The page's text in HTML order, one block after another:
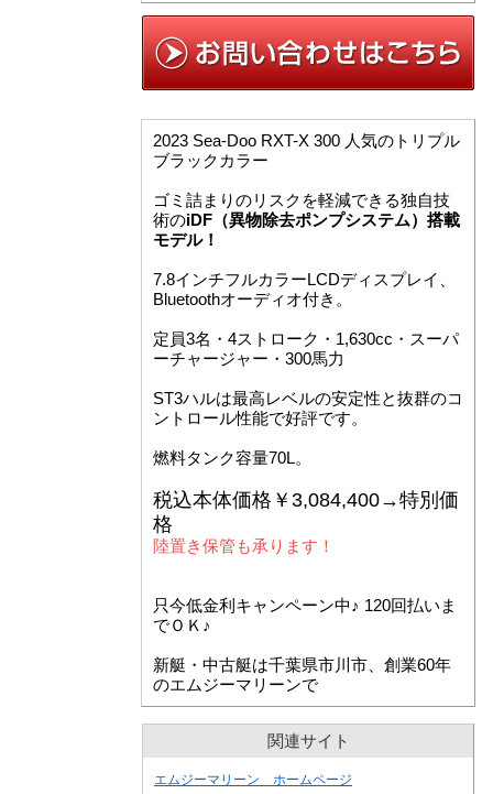
2023 Sea-Doo RXT-X 300 人気のトリプル
ブラックカラー
ゴミ詰まりのリスクを軽減できる独自技
術のiDF（異物除去ポンプシステム）搭載
モデル！
7.8インチフルカラーLCDディスプレイ、
Bluetoothオーディオ付き。
定員3名・4ストローク・1,630cc・スーパ
ーチャージャー・300馬力
ST3ハルは最高レベルの安定性と抜群のコ
ントロール性能で好評です。
燃料タンク容量70L。
税込本体価格￥3,084,400→特別価
格
陸置き保管も承ります！
只今低金利キャンペーン中♪ 120回払いま
でＯＫ♪
新艇・中古艇は千葉県市川市、創業60年
のエムジーマリーンで
関連サイト
エムジーマリーン ホームページ